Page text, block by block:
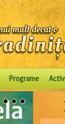
Programe
4 5 6